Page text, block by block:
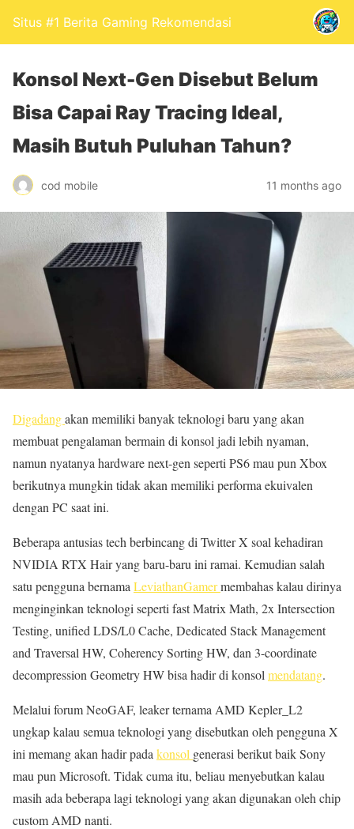
Situs #1 Berita Gaming Rekomendasi
Konsol Next-Gen Disebut Belum
Bisa Capai Ray Tracing Ideal,
Masih Butuh Puluhan Tahun?
cod mobile 11 months ago
Digadangakan memiliki banyak teknologi baru yang akan
membuat pengalaman bermain di konsol jadi lebih nyaman,
namun nyatanya hardware next-gen seperti PS6 mau pun Xbox
berikutnya mungkin tidak akan memiliki performa ekuivalen
dengan PC saat ini.
Beberapa antusias tech berbincang di Twitter X soal kehadiran
NVIDIA RTX Hair yang baru-baru ini ramai. Kemudian salah
satu pengguna bernama LeviathanGamermembahas kalau dirinya
menginginkan teknologi seperti fast Matrix Math, 2x Intersection
Testing, unified LDS/L0 Cache, Dedicated Stack Management
and Traversal HW, Coherency Sorting HW, dan 3-coordinate
decompression Geometry HW bisa hadir di konsol mendatang.
Melalui forum NeoGAF, leaker ternama AMD Kepler_L2
ungkap kalau semua teknologi yang disebutkan oleh pengguna X
ini memang akan hadir pada konsol generasi berikut baik Sony
mau pun Microsoft. Tidak cuma itu, beliau menyebutkan kalau
masih ada beberapa lagi teknologi yang akan digunakan oleh chip
custom AMD nanti.